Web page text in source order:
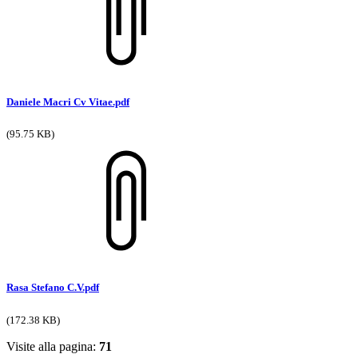
Daniele Macri Cv Vitae.pdf
(95.75 KB)
Rasa Stefano C.V.pdf
(172.38 KB)
Visite alla pagina: 71